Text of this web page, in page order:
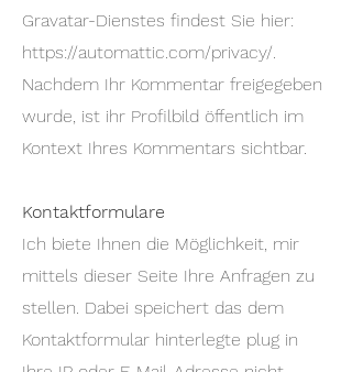
Gravatar-Dienstes findest Sie hier:
https://automattic.com/privacy/.
Nachdem Ihr Kommentar freigegeben
wurde, ist ihr Profilbild öffentlich im
Kontext Ihres Kommentars sichtbar.
Kontaktformulare
Ich biete Ihnen die Möglichkeit, mir
mittels dieser Seite Ihre Anfragen zu
stellen. Dabei speichert das dem
Kontaktformular hinterlegte plug in